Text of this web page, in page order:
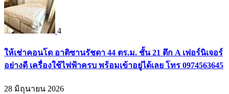
4
ให้เช่าคอนโด อาติซานรัชดา 44 ตร.ม. ชั้น 21 ตึก A เฟอร์นิเจอร์
อย่างดี เครื่องใช้ไฟฟ้าครบ พร้อมเข้าอยู่ได้เลย โทร 0974563645
28 มิถุนายน 2026